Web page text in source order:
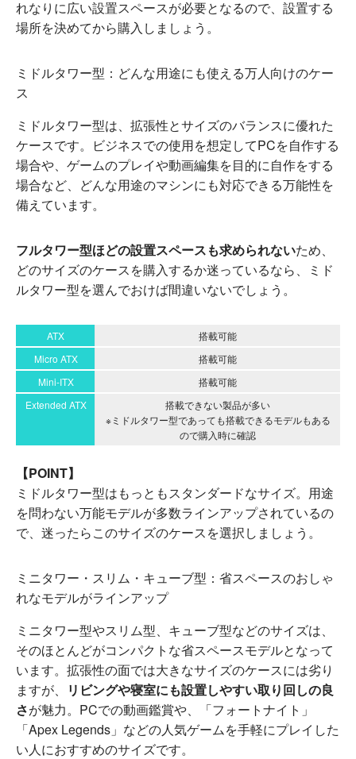
れなりに広い設置スペースが必要となるので、設置する
場所を決めてから購入しましょう。
ミドルタワー型：どんな用途にも使える万人向けのケー
ス
ミドルタワー型は、拡張性とサイズのバランスに優れた
ケースです。ビジネスでの使用を想定してPCを自作する
場合や、ゲームのプレイや動画編集を目的に自作をする
場合など、どんな用途のマシンにも対応できる万能性を
備えています。
フルタワー型ほどの設置スペースも求められないため、
どのサイズのケースを購入するか迷っているなら、ミド
ルタワー型を選んでおけば間違いないでしょう。
ATX
搭載可能
Micro ATX
搭載可能
Mini-ITX
搭載可能
Extended ATX
搭載できない製品が多い
※ミドルタワー型であっても搭載できるモデルもある
ので購入時に確認
【POINT】
ミドルタワー型はもっともスタンダードなサイズ。用途
を問わない万能モデルが多数ラインアップされているの
で、迷ったらこのサイズのケースを選択しましょう。
ミニタワー・スリム・キューブ型：省スペースのおしゃ
れなモデルがラインアップ
ミニタワー型やスリム型、キューブ型などのサイズは、
そのほとんどがコンパクトな省スペースモデルとなって
います。拡張性の面では大きなサイズのケースには劣り
ますが、
リビングや寝室にも設置しやすい取り回しの良
さが魅力。PCでの動画鑑賞や、「フォートナイト」
「Apex Legends」などの人気ゲームを手軽にプレイした
い人におすすめのサイズです。